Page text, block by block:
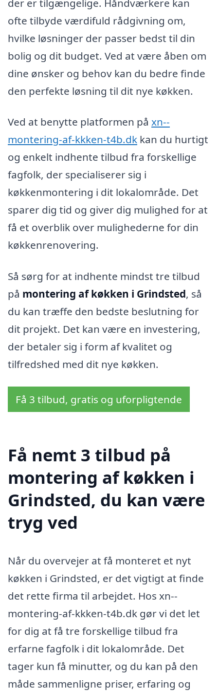
der er tilgængelige. Håndværkere kan
ofte tilbyde værdifuld rådgivning om,
hvilke løsninger der passer bedst til din
bolig og dit budget. Ved at være åben om
dine ønsker og behov kan du bedre finde
den perfekte løsning til dit nye køkken.
Ved at benytte platformen på xn--
montering-af-kkken-t4b.dk kan du hurtigt
og enkelt indhente tilbud fra forskellige
fagfolk, der specialiserer sig i
køkkenmontering i dit lokalområde. Det
sparer dig tid og giver dig mulighed for at
få et overblik over mulighederne for din
køkkenrenovering.
Så sørg for at indhente mindst tre tilbud
på montering af køkken i Grindsted, så
du kan træffe den bedste beslutning for
dit projekt. Det kan være en investering,
der betaler sig i form af kvalitet og
tilfredshed med dit nye køkken.
Få 3 tilbud, gratis og uforpligtende
Få nemt 3 tilbud på
montering af køkken i
Grindsted, du kan være
tryg ved
Når du overvejer at få monteret et nyt
køkken i Grindsted, er det vigtigt at finde
det rette firma til arbejdet. Hos xn--
montering-af-kkken-t4b.dk gør vi det let
for dig at få tre forskellige tilbud fra
erfarne fagfolk i dit lokalområde. Det
tager kun få minutter, og du kan på den
måde sammenligne priser, erfaring og